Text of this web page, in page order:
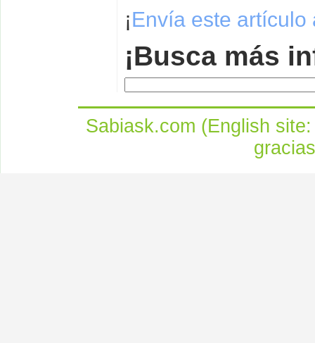
¡Envía este artículo
¡Busca más
Sabiask.com (English